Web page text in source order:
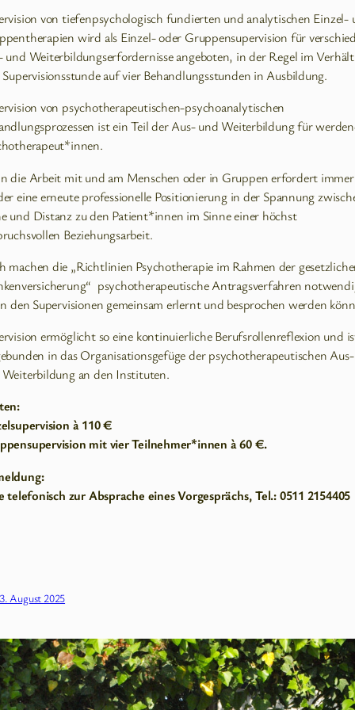
von tiefenpsychologisch fundierten und analytischen Einzel-
wird als Einzel- oder Gruppensupervision für
und Weiterbildungserfordernisse angeboten, in der Regel im
Supervisionsstunde auf vier Behandlungsstunden in Ausbildung.
von psychotherapeutischen-psychoanalytischen
ist ein Teil der Aus- und Weiterbildung für
die Arbeit mit und am Menschen oder in Gruppen erfordert immer
eine erneute professionelle Positionierung in der Spannung
und Distanz zu den Patient*innen im Sinne einer höchst
Beziehungsarbeit.
machen die „Richtlinien Psychotherapie im Rahmen der
psychotherapeutische Antragsverfahren
den Supervisionen gemeinsam erlernt und besprochen werden
ermöglicht so eine kontinuierliche Berufsrollenreflexion und
in das Organisationsgefüge der psychotherapeutischen Aus-
an den Instituten.
à 110 €
mit vier Teilnehmer*innen à 60 €.
telefonisch zur Absprache eines Vorgesprächs, Tel.: 0511 2154405
August 2025